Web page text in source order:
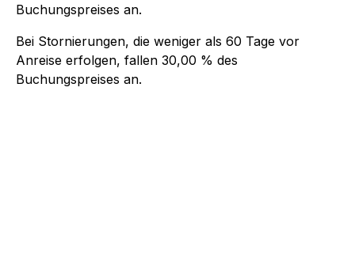
Buchungspreises an.
Bei Stornierungen, die weniger als 60 Tage vor
Anreise erfolgen, fallen 30,00 % des
Buchungspreises an.